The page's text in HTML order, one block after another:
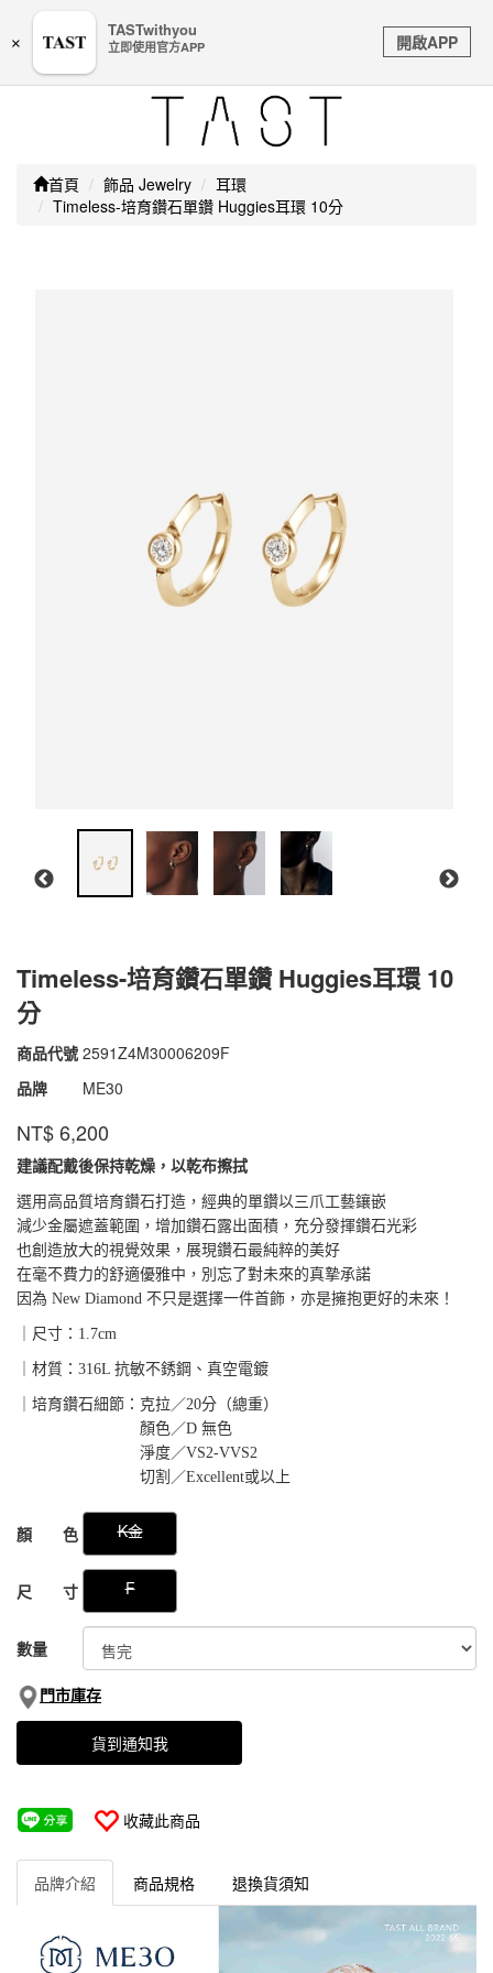
銀行帳戶或信用卡等個人資訊，如接到請立即掛斷或撥打
Toggle
navigation
首頁 飾品 Jewelry
耳環
Timeless-培育鑽石單鑽 Huggies耳環 10分
Timeless-培育鑽石單鑽 Huggies耳環 10
分
商品代號 2591Z4M30006209F
2591Z4M30006209F
品牌
ME30
NT$6,200
建議配戴後保持乾燥，以乾布擦拭
選用高品質培育鑽石打造，經典的單鑽以三爪工藝鑲嵌
減少金屬遮蓋範圍，增加鑽石露出面積，充分發揮鑽石光彩
也創造放大的視覺效果，展現鑽石最純粹的美好
在毫不費力的舒適優雅中，別忘了對未來的真摯承諾
因為 New Diamond 不只是選擇一件首飾，亦是擁抱更好的未來！
｜尺寸：1.7cm
｜材質：316L 抗敏不銹鋼、真空電鍍
｜培育鑽石細節：克拉／20分（總重）
顏色／D 無色
淨度／VS2-VVS2
切割／Excellent或以上
GOODS000000000000049799187
顏 色 K金
尺 寸 F
數量
門市庫存
貨到通知我
收藏此商品
品牌介紹 商品規格 退換貨須知
×
TASTwithyou
立即使用官方APP 開啟APP